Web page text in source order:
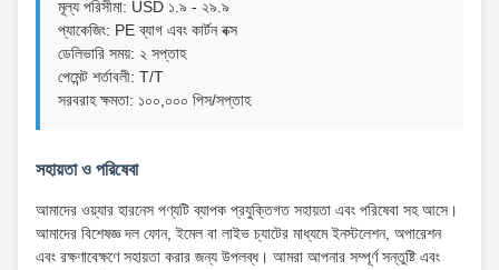
মূল্য পরিসীমা: USD ১.৯ - ২৯.৯
প্যাকেজিং: PE ব্যাগ এবং কার্টন বক্স
ডেলিভারি সময়: ২ সপ্তাহ
পেমেন্ট শর্তাবলী: T/T
সরবরাহ ক্ষমতা: ১০০,০০০ পিস/সপ্তাহ
সহায়তা ও পরিষেবা
আমাদের ওয়্যার হারনেস পণ্যটি ব্যাপক প্রযুক্তিগত সহায়তা এবং পরিষেবা সহ আসে।
আমাদের বিশেষজ্ঞ দল ফোন, ইমেল বা লাইভ চ্যাটের মাধ্যমে ইনস্টলেশন, অপারেশন
এবং রক্ষণাবেক্ষণে সহায়তা করার জন্য উপলব্ধ। আমরা আপনার সম্পূর্ণ সন্তুষ্টি এবং